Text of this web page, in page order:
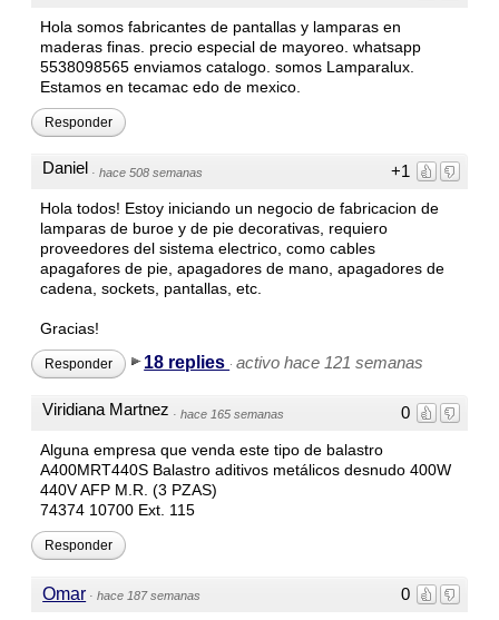
Hola somos fabricantes de pantallas y lamparas en
maderas finas. precio especial de mayoreo. whatsapp
5538098565 enviamos catalogo. somos Lamparalux.
Estamos en tecamac edo de mexico.
Responder
+1
Daniel ·hace 508 semanas
Hola todos! Estoy iniciando un negocio de fabricacion de
lamparas de buroe y de pie decorativas, requiero
proveedores del sistema electrico, como cables
apagafores de pie, apagadores de mano, apagadores de
cadena, sockets, pantallas, etc.
Gracias!
Responder 18 replies ·activo hace 121 semanas
0
Viridiana Martnez ·hace 165 semanas
Alguna empresa que venda este tipo de balastro
A400MRT440S Balastro aditivos metálicos desnudo 400W
440V AFP M.R. (3 PZAS)
74374 10700 Ext. 115
Responder
0
Omar ·hace 187 semanas